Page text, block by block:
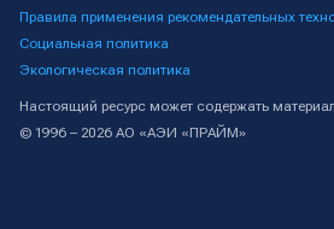
Правила применения рекомендательных
Социальная политика
Экологическая политика
Настоящий ресурс может содержать
© 1996 – 2026 АО «АЭИ «ПРАЙМ»